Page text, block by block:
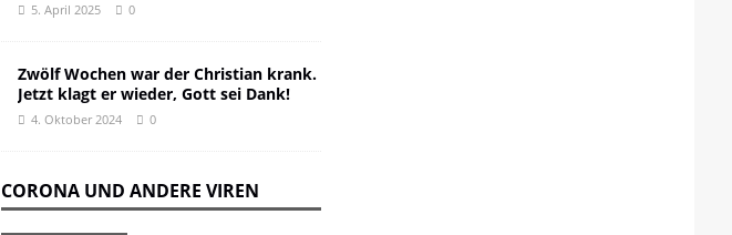
5. April 2025 0
Zwölf Wochen war der Christian krank.
Jetzt klagt er wieder, Gott sei Dank!
4. Oktober 2024 0
CORONA UND ANDERE VIREN